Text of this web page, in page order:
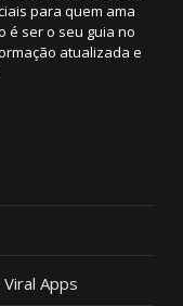
para quem ama
é ser o seu guia no
atualizada e
Apps